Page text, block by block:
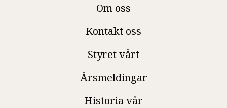
Om oss
Kontakt oss
Styret vårt
Årsmeldingar
Historia vår